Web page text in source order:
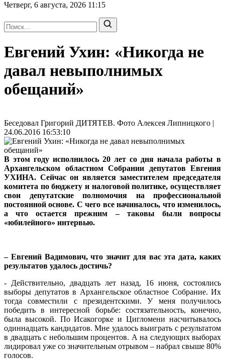
Четверг, 6 августа, 2026 11:15
Евгений Ухин: «Никогда не
давал невыполнимых
обещаний»
Беседовал Григорий ДИТЯТЕВ. Фото Алексея Липницкого |
24.06.2016 16:53:10
В этом году исполнилось 20 лет со дня начала работы в
Архангельском областном Собрании депутатов Евгения
УХИНА. Сейчас он является заместителем председателя
комитета по бюджету и налоговой политике, осуществляет
свои депутатские полномочия на профессиональной
постоянной основе. С чего все начиналось, что изменилось,
а что остается прежним – таковы были вопросы
«юбилейного» интервью.
– Евгений Вадимович, что значит для вас эта дата, каких
результатов удалось достичь?
- Действительно, двадцать лет назад, 16 июня, состоялись
выборы депутатов в Архангельское областное Собрание. Их
тогда совместили с президентскими. У меня получилось
победить в интересной борьбе: состязательность, конечно,
была высокой. По Исакогорке и Цигломени насчитывалось
одиннадцать кандидатов. Мне удалось выиграть с результатом
в двадцать с небольшим процентов. А на следующих выборах
лидировал уже со значительным отрывом – набрал свыше 80%
голосов.